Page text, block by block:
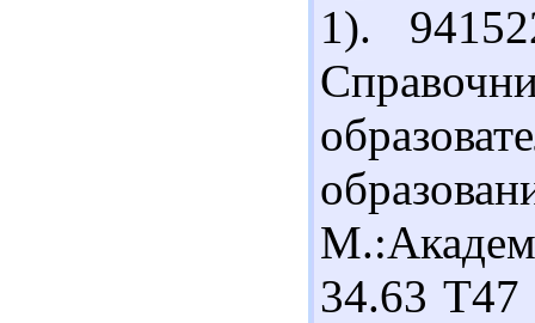
1).
34.63